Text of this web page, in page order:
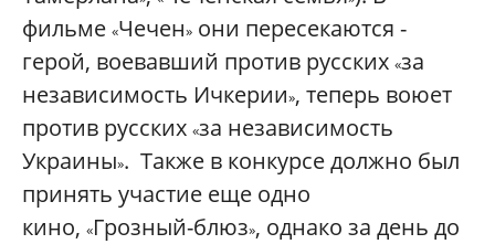
фильме «Чечен» они пересекаются -
герой, воевавший против русских «за
независимость Ичкерии», теперь воюет
против русских «за независимость
Украины». Также в конкурсе должно был
принять участие еще одно
кино, «Грозный-блюз», однако за день до